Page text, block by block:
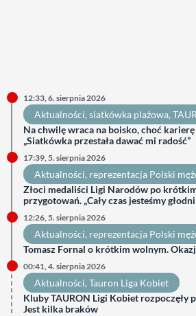
12:33, 6. sierpnia 2026
Aktualności, siatkówka plażowa,
Na chwilę wraca na boisko, choć
„Siatkówka przestała dawać mi radość”
17:39, 5. sierpnia 2026
Aktualności, reprezentacja Polski
Złoci medaliści Ligi Narodów po
przygotowań. „Cały czas jesteśmy
12:26, 5. sierpnia 2026
Aktualności, reprezentacja Polski
Tomasz Fornal o krótkim wolnym.
00:41, 4. sierpnia 2026
Aktualności, Tauron Liga Kobiet
Kluby TAURON Ligi Kobiet rozpoczęły
Jest kilka braków